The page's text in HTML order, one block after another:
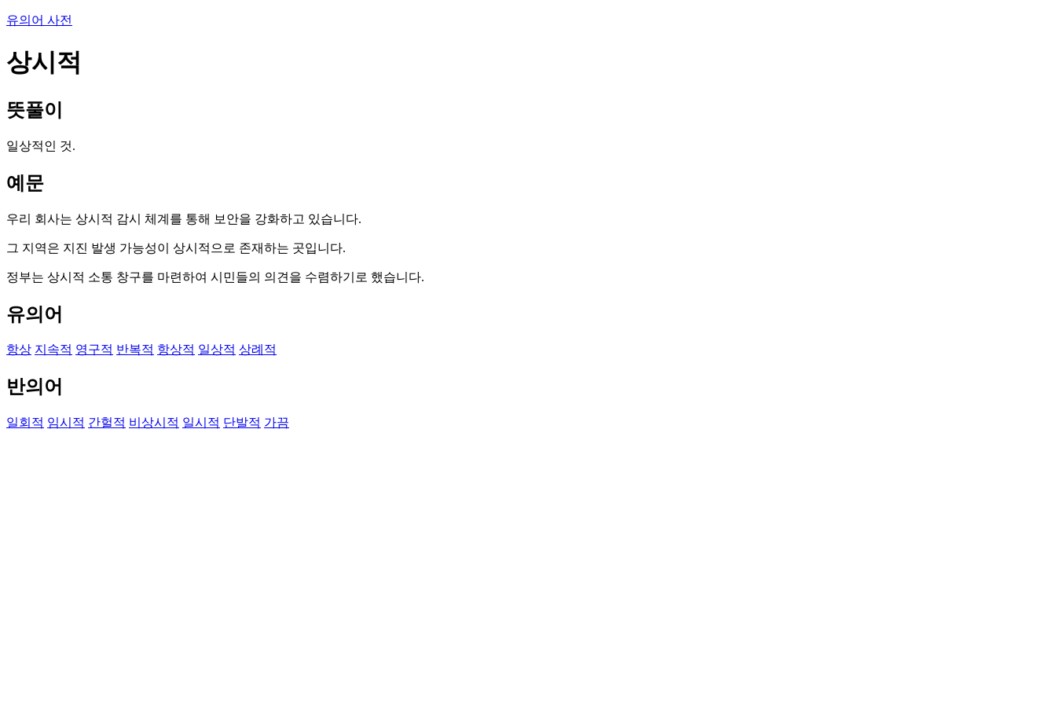
유의어 사전
상시적
뜻풀이
일상적인 것.
예문
우리 회사는 상시적 감시 체계를 통해 보안을 강화하고 있습니다.
그 지역은 지진 발생 가능성이 상시적으로 존재하는 곳입니다.
정부는 상시적 소통 창구를 마련하여 시민들의 의견을 수렴하기로 했습니다.
유의어
항상 지속적 영구적 반복적 항상적 일상적 상례적
반의어
일회적 임시적 간헐적 비상시적 일시적 단발적 가끔